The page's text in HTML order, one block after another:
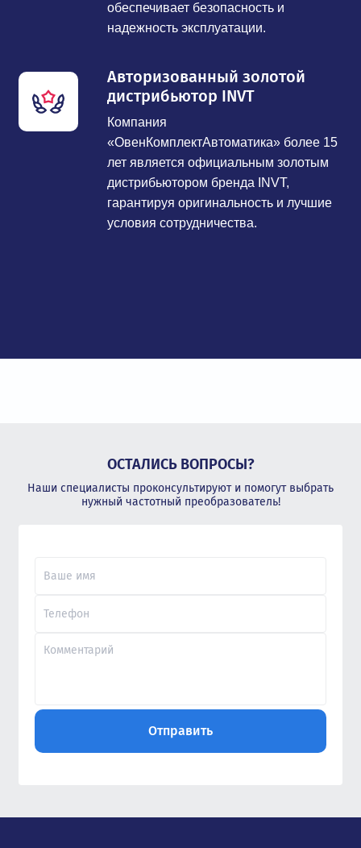
обеспечивает безопасность и
надежность эксплуатации.
Авторизованный золотой
дистрибьютор INVT
Компания
«ОвенКомплектАвтоматика» более 15
лет является официальным золотым
дистрибьютором бренда INVT,
гарантируя оригинальность и лучшие
условия сотрудничества.
ОСТАЛИСЬ ВОПРОСЫ?
Наши специалисты проконсультируют и помогут выбрать
нужный частотный преобразователь!